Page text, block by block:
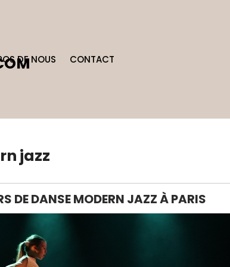
DE NOUS CONTACT
jazz
DE DANSE MODERN JAZZ À PARIS